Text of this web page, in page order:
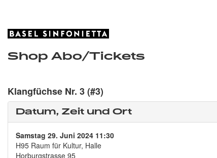
Shop Abo/Tickets
Klangfüchse Nr. 3 (#3)
Datum, Zeit und Ort
Samstag 29. Juni 2024 11:30
H95 Raum für Kultur, Halle
Horburgstrasse 95